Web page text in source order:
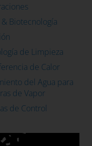
Biotecnología
de Limpieza
de Calor
del Agua para
de Vapor
de Control